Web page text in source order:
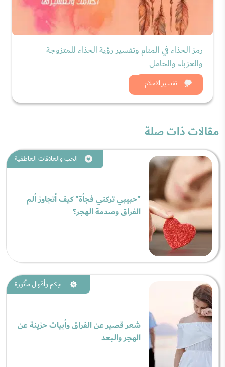
تفسير الاحلام
رمز الحذاء في المنام وتفسير رؤية الحذاء للمتزوجة
والعزباء والحامل
شاهد الان
مقالات ذات صلة
الحب والعلاقات العاطفية
"حبيبي تركني فجأة" كيف أتجاوز ألم
الفراق وصدمة الهجر؟
حِكم وأقوال مأثورة
شعر قصير عن الفراق وأبيات حزينة عن
الهجر والبعد